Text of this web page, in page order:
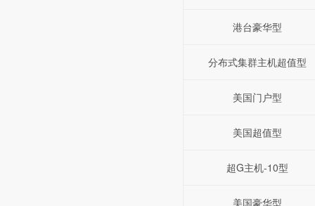
港台豪华型
分布式集群主机超值型
美国门户型
美国超值型
超G主机-10型
美国豪华型